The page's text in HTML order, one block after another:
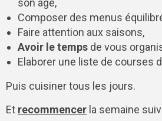
son âge,
Composer des menus
Faire attention aux saisons,
Avoir le temps de vous
Elaborer une liste de courses
Puis cuisiner tous les jours.
Et recommencer la semaine